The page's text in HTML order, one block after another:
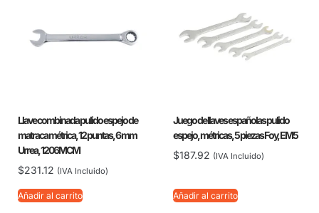
Llave combinada pulido espejo de
matraca métrica, 12 puntas, 6 mm
Urrea, 1206MCM
$231.12 (IVA Incluido)
Añadir al carrito
Juego de llaves españolas pulido
espejo, métricas, 5 piezas Foy, EM5
$187.92 (IVA Incluido)
Añadir al carrito